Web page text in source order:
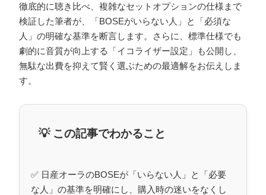
徹底的に聴き比べ、複雑なセットオプションの仕様まで
検証した筆者が、「BOSEがいらない人」と「必須な
人」の明確な基準を断言します。さらに、標準仕様でも
劇的に音質が向上する「イコライザー設定」も公開し、
無駄な出費を抑えて賢く選ぶための最適解をお伝えしま
す。
💡 この記事でわかること
✅ 日産オーラのBOSEが「いらない人」と「必要
な人」の基準を明確にし、購入時の迷いをなくし